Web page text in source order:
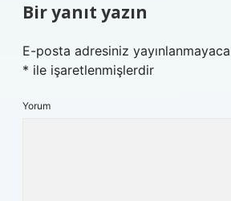
Bir yanıt yazın
E-posta adresiniz
* ile işaretlenmişlerdir
Yorum